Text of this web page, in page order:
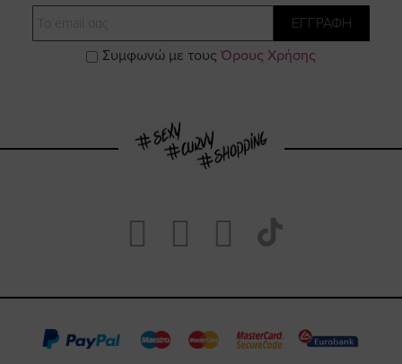
ΕΓΓΡΑΦΗ
Συμφωνώ με τους Όρους Χρήσης
Visit
https://
page
Visit
https://
page
Visit
https://
our
TikTok